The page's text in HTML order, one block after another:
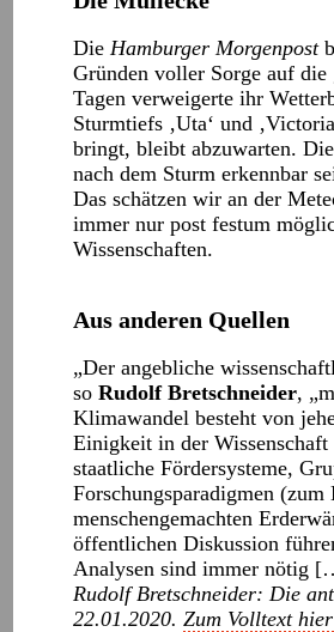
Die Hamburger Morgenpost
Gründen voller Sorge auf
Tagen verweigerte ihr
Sturmtiefs ‚Uta‘ und
bringt, bleibt abzuwarten.
nach dem Sturm erkennbar
Das schätzen wir an der
immer nur post festum
Wissenschaften.
Aus anderen Quellen
„Der angebliche
so Rudolf Bretschneider,
Klimawandel besteht von
Einigkeit in der
staatliche Fördersysteme,
Forschungsparadigmen
menschengemachten
öffentlichen Diskussion
Analysen sind immer nötig
Rudolf Bretschneider: Die
22.01.2020. Zum Volltext